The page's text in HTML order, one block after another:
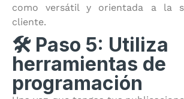
como versátil y orientada a la
cliente.
🛠️ Paso 5: Utiliza
herramientas de
programación